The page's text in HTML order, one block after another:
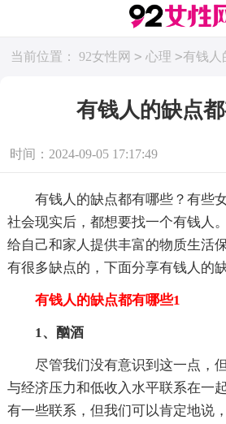
当前位置： 92女性网 > 心理 >有钱人
有钱人的缺点
时间：2024-09-05 17:17:49
有钱人的缺点都有哪些？有些
社会现实后，都想要找一个有钱人
给自己和家人提供丰富的物质生活
有很多缺点的，下面分享有钱人的
有钱人的缺点都有哪些1
1、酗酒
尽管我们没有意识到这一点，
与经济压力和低收入水平联系在一
有一些联系，但我们可以肯定地说